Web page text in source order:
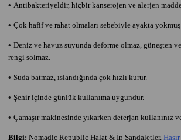
• Antibakteriyeldir, hiçbir kanserojen ve alerjen
• Çok hafif ve rahat olmaları sebebiyle ayakta yokmuş
• Deniz ve havuz suyunda deforme olmaz, güneşten
rengi solmaz.
• Suda batmaz, ıslandığında çok hızlı kurur.
• Şehir içinde günlük kullanıma uygundur.
• Çamaşır makinesinde yıkarken deterjan kullanınız
Bilgi: Nomadic Republic Halat & İp Sandaletler,